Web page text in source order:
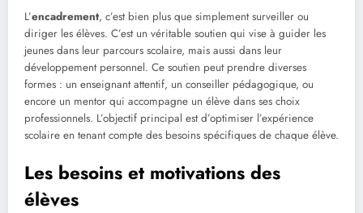
L’encadrement, c’est bien plus que simplement surveiller ou
diriger les élèves. C’est un véritable soutien qui vise à guider les
jeunes dans leur parcours scolaire, mais aussi dans leur
développement personnel. Ce soutien peut prendre diverses
formes : un enseignant attentif, un conseiller pédagogique, ou
encore un mentor qui accompagne un élève dans ses choix
professionnels. L’objectif principal est d’optimiser l’expérience
scolaire en tenant compte des besoins spécifiques de chaque élève.
Les besoins et motivations des
élèves